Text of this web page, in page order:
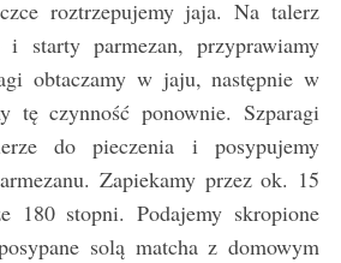
roztrzepujemy jaja. Na talerz
i starty parmezan, przyprawiamy
obtaczamy w jaju, następnie w
tę czynność ponownie. Szparagi
do pieczenia i posypujemy
Zapiekamy przez ok. 15
180 stopni. Podajemy skropione
solą matcha z domowym